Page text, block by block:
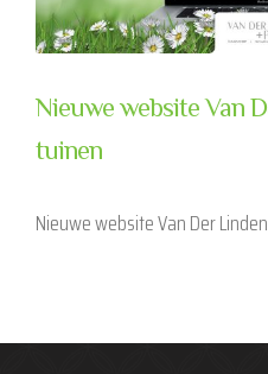
Nieuwe website Van
tuinen
Nieuwe website Van Der